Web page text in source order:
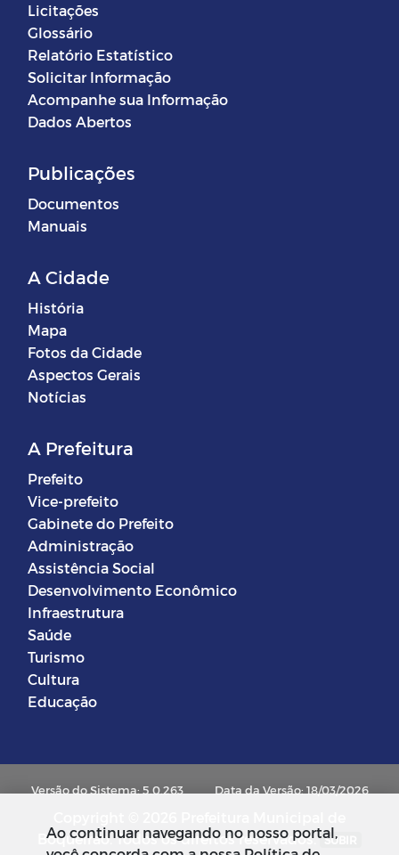
Licitações
Glossário
Relatório Estatístico
Solicitar Informação
Acompanhe sua Informação
Dados Abertos
Publicações
Documentos
Manuais
A Cidade
História
Mapa
Fotos da Cidade
Aspectos Gerais
Notícias
A Prefeitura
Prefeito
Vice-prefeito
Gabinete do Prefeito
Administração
Assistência Social
Desenvolvimento Econômico
Infraestrutura
Saúde
Turismo
Cultura
Educação
Versão do Sistema: 5.0.263 Data da Versão: 18/03/2026
Boqueirao. Todos os direitos reservados. SUBIR
Ao continuar navegando no nosso portal,